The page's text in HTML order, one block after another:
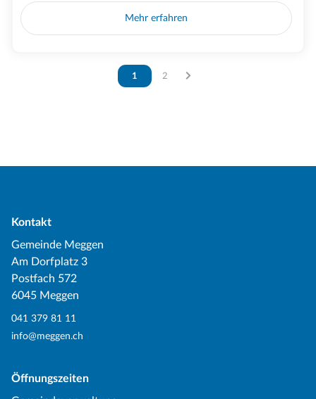
Mehr erfahren
Vous êtes sur la page
1 Vous êtes sur la page
2
Kontakt
Gemeinde Meggen
Am Dorfplatz 3
Postfach 572
6045 Meggen
041 379 81 11
info@meggen.ch
Öffnungszeiten